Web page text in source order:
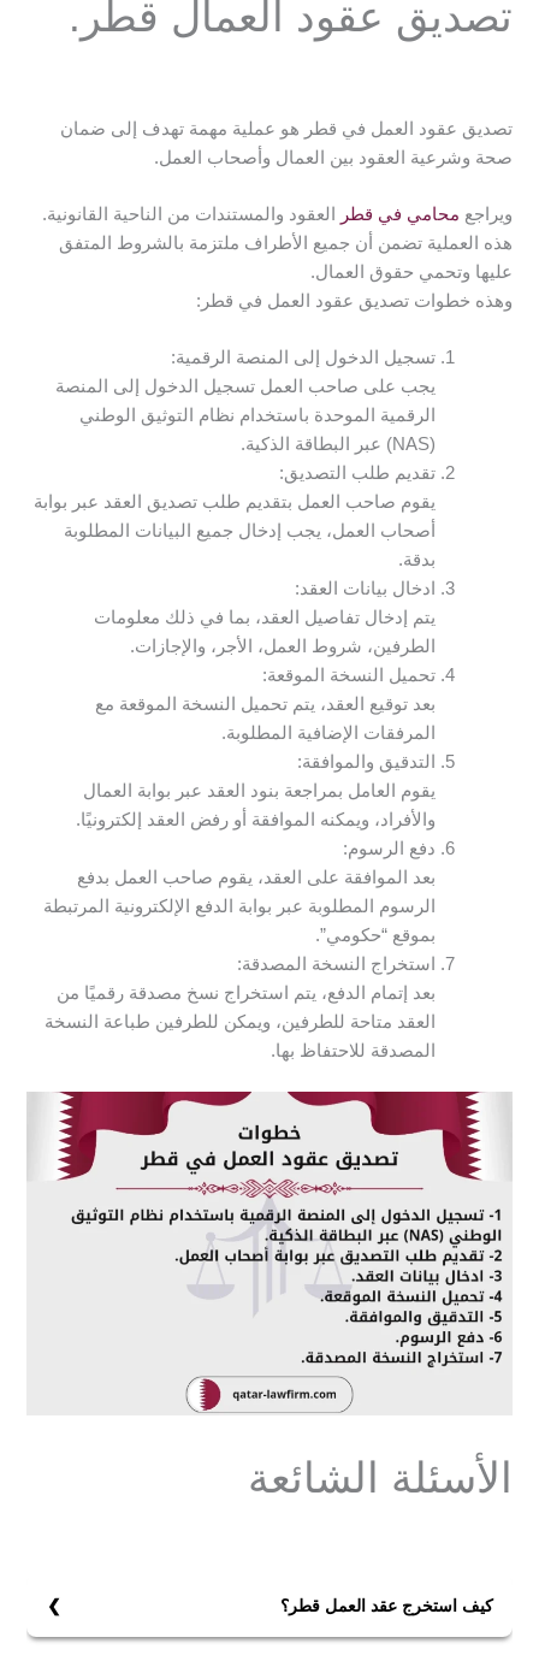
تصديق عقود العمال قطر.
تصديق عقود العمل في قطر هو عملية مهمة تهدف إلى ضمان
صحة وشرعية العقود بين العمال وأصحاب العمل.
ويراجع محامي في قطر
العقود والمستندات من الناحية القانونية.
هذه العملية تضمن أن جميع الأطراف ملتزمة بالشروط المتفق
عليها وتحمي حقوق العمال.
وهذه خطوات تصديق عقود العمل في قطر:
تسجيل الدخول إلى المنصة الرقمية:
يجب على صاحب العمل تسجيل الدخول إلى المنصة
الرقمية الموحدة باستخدام نظام التوثيق الوطني
(NAS) عبر البطاقة الذكية.
تقديم طلب التصديق:
يقوم صاحب العمل بتقديم طلب تصديق العقد عبر بوابة
أصحاب العمل، يجب إدخال جميع البيانات المطلوبة
بدقة.
ادخال بيانات العقد:
يتم إدخال تفاصيل العقد، بما في ذلك معلومات
الطرفين، شروط العمل، الأجر، والإجازات.
تحميل النسخة الموقعة:
بعد توقيع العقد، يتم تحميل النسخة الموقعة مع
المرفقات الإضافية المطلوبة.
التدقيق والموافقة:
يقوم العامل بمراجعة بنود العقد عبر بوابة العمال
والأفراد، ويمكنه الموافقة أو رفض العقد إلكترونيًا.
دفع الرسوم:
بعد الموافقة على العقد، يقوم صاحب العمل بدفع
الرسوم المطلوبة عبر بوابة الدفع الإلكترونية المرتبطة
بموقع “حكومي”.
استخراج النسخة المصدقة:
بعد إتمام الدفع، يتم استخراج نسخ مصدقة رقميًا من
العقد متاحة للطرفين، ويمكن للطرفين طباعة النسخة
المصدقة للاحتفاظ بها.
الأسئلة الشائعة
كيف استخرج عقد العمل قطر؟